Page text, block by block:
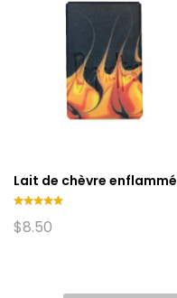
Lait de chèvre enflammé
Note
5.00
$8.50